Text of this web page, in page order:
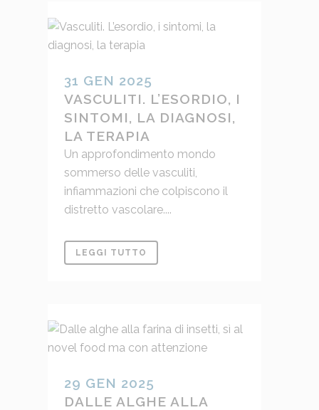
31 GEN 2025
VASCULITI. L’ESORDIO, I
SINTOMI, LA DIAGNOSI,
LA TERAPIA
Un approfondimento mondo
sommerso delle vasculiti,
infiammazioni che colpiscono il
distretto vascolare....
LEGGI TUTTO
29 GEN 2025
DALLE ALGHE ALLA